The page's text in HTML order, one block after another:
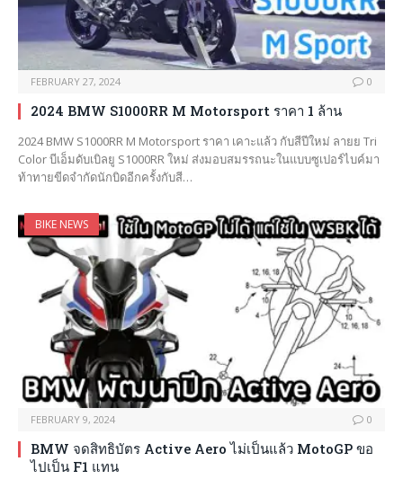
FEBRUARY 27, 2024 0
2024 BMW S1000RR M Motorsport ราคา 1 ล้าน
2024 BMW S1000RR M Motorsport ราคา เคาะแล้ว กับสีปีใหม่ ลายย Tri
Color บีเอ็มดับเบิลยู S1000RR ใหม่ ส่งมอบสมรรถนะในแบบซูเปอร์ไบค์มา
ท้าทายขีดจำกัดนักบิดอีกครั้งกับสี…
BIKE NEWS
FEBRUARY 9, 2024 0
BMW จดสิทธิบัตร Active Aero ไม่เป็นแล้ว MotoGP ขอ
ไปเป็น F1 แทน